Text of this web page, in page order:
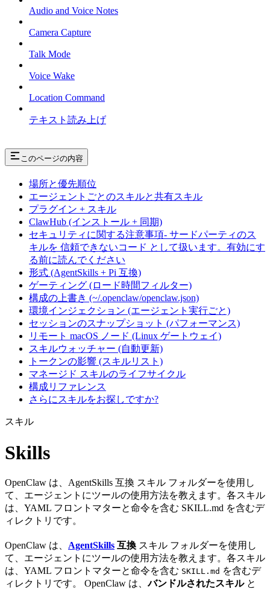
Audio and Voice Notes
Camera Capture
Talk Mode
Voice Wake
Location Command
テキスト読み上げ
このページの内容
場所と優先順位
エージェントごとのスキルと共有スキル
プラグイン + スキル
ClawHub (インストール + 同期)
セキュリティに関する注意事項- サードパーティのス
キルを 信頼できないコード として扱います。有効にす
る前に読んでください
形式 (AgentSkills + Pi 互換)
ゲーティング (ロード時間フィルター)
構成の上書き (~/.openclaw/openclaw.json)
環境インジェクション (エージェント実行ごと)
セッションのスナップショット (パフォーマンス)
リモート macOS ノード (Linux ゲートウェイ)
スキルウォッチャー (自動更新)
トークンの影響 (スキルリスト)
マネージド スキルのライフサイクル
構成リファレンス
さらにスキルをお探しですか?
スキル
Skills
OpenClaw は、AgentSkills 互換 スキル フォルダーを使用し
て、エージェントにツールの使用方法を教えます。各スキル
は、YAML フロントマターと命令を含む SKILL.md を含むデ
ィレクトリです。
OpenClaw は、 AgentSkills 互換 スキル フォルダーを使用し
て、エージェントにツールの使用方法を教えます。各スキル
は、YAML フロントマターと命令を含む SKILL.md を含むデ
ィレクトリです。 OpenClaw は、バンドルされたスキルと